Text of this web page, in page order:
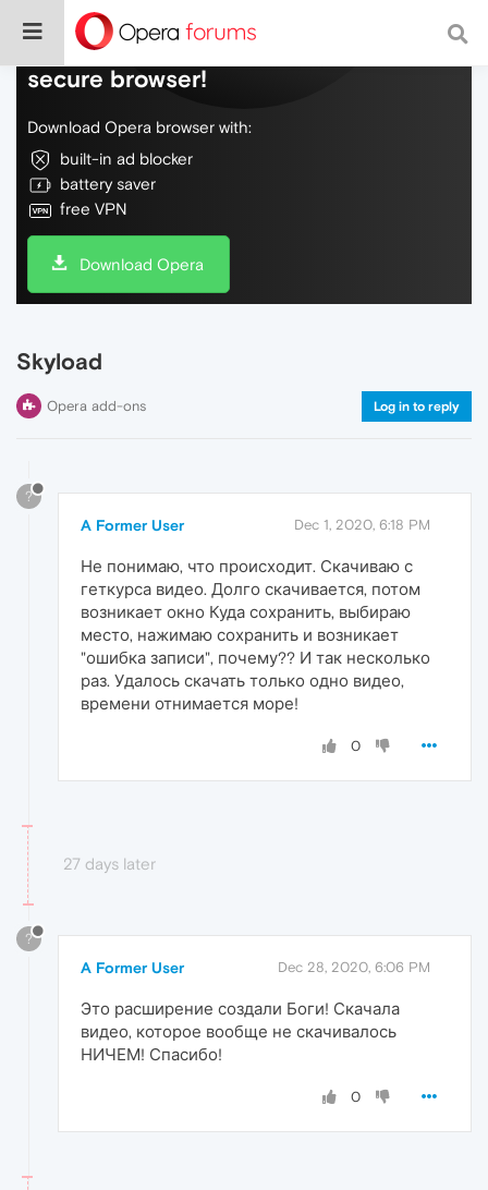
Do more on the web, with a fast and
secure browser!
Download Opera browser with:
built-in ad blocker
battery saver
free VPN
Download Opera
Skyload
Opera add-ons Log in to reply
?
A Former User Dec 1, 2020, 6:18 PM
Не понимаю, что происходит. Скачиваю с
геткурса видео. Долго скачивается, потом
возникает окно Куда сохранить, выбираю
место, нажимаю сохранить и возникает
"ошибка записи", почему?? И так несколько
раз. Удалось скачать только одно видео,
времени отнимается море!
0
27 days later
?
A Former User Dec 28, 2020, 6:06 PM
Это расширение создали Боги! Скачала
видео, которое вообще не скачивалось
НИЧЕМ! Спасибо!
0